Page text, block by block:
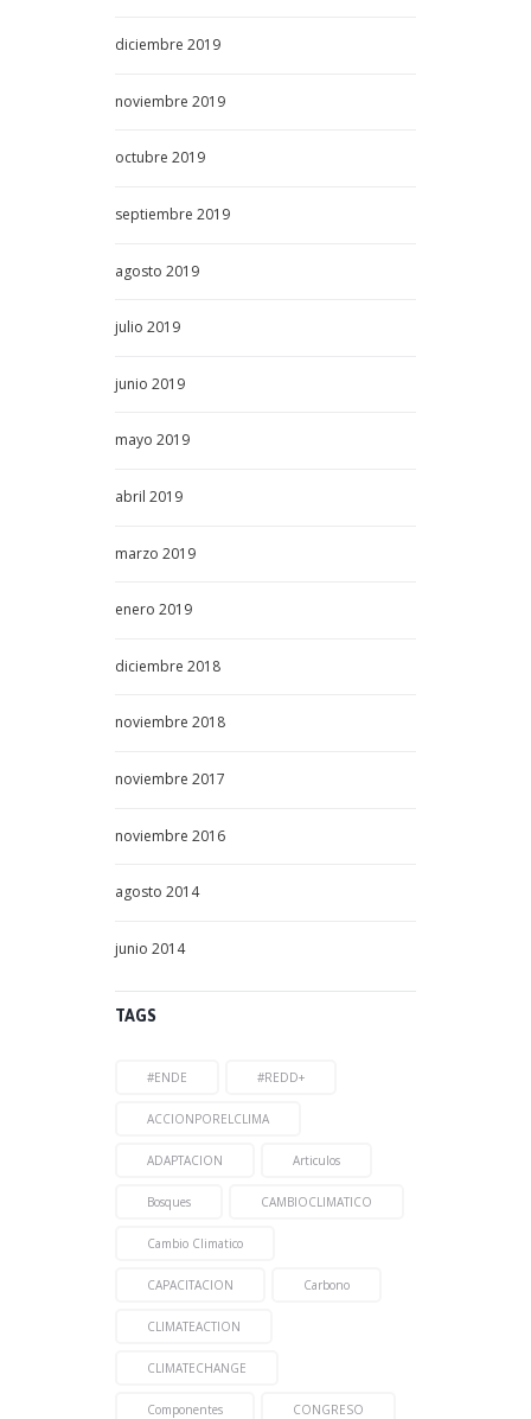
diciembre 2019
noviembre 2019
octubre 2019
septiembre 2019
agosto 2019
julio 2019
junio 2019
mayo 2019
abril 2019
marzo 2019
enero 2019
diciembre 2018
noviembre 2018
noviembre 2017
noviembre 2016
agosto 2014
junio 2014
TAGS
#ENDE #REDD+
ACCIONPORELCLIMA
ADAPTACION Articulos
Bosques CAMBIOCLIMATICO
Cambio Climatico
CAPACITACION Carbono
CLIMATEACTION
CLIMATECHANGE
Componentes CONGRESO